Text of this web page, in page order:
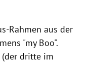
Rahmen aus der
"my Boo".
dritte im